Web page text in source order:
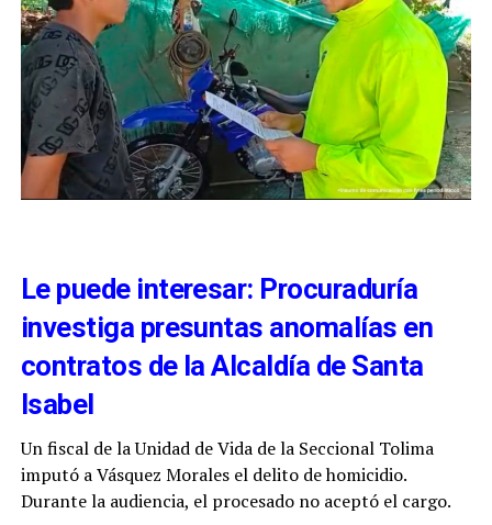
Le puede interesar: Procuraduría
investiga presuntas anomalías en
contratos de la Alcaldía de Santa
Isabel
Un fiscal de la Unidad de Vida de la Seccional Tolima
imputó a Vásquez Morales el delito de homicidio.
Durante la audiencia, el procesado no aceptó el cargo.